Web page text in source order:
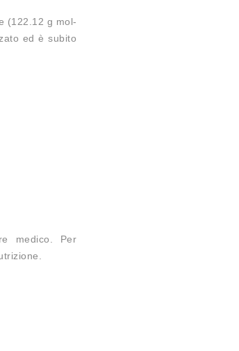
(122.12 g mol-
ed è subito
medico. Per